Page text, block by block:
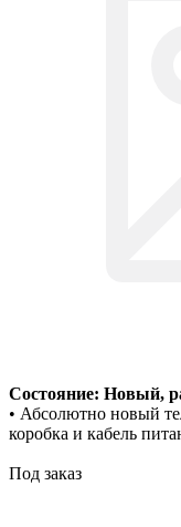
Состояние: Новый,
• Абсолютно новый
коробка и кабель
Под заказ